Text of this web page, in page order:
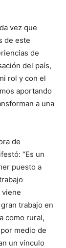
vez que
de este
de
del país,
rol y con el
aportando
a una
de
“Es un
puesto a
trabajo en
como rural,
medio de
un vínculo